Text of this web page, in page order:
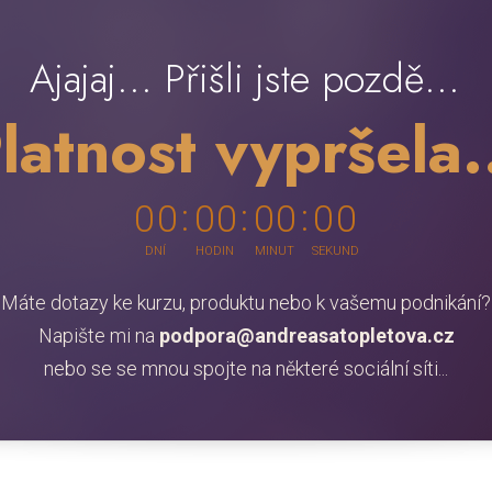
Ajajaj... Přišli jste pozdě...
00
DNÍ
00
HODIN
00
MINUT
00
SEKUND
Máte dotazy ke kurzu, produktu nebo k vašemu podnikání?
Napište mi na podpora@andreasatopletova.cz
nebo se se mnou spojte na některé sociální síti...